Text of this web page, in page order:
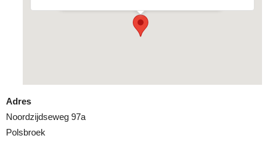
Adres
Noordzijdseweg 97a
Polsbroek